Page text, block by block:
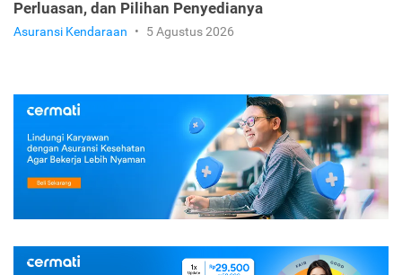
Perluasan, dan Pilihan Penyedianya
Asuransi Kendaraan • 5 Agustus 2026